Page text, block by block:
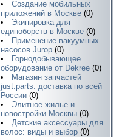
Создание мобильных
приложений в Москве (0)
Экипировка для
единоборств в Москве (0)
Применение вакуумных
насосов Jurop (0)
Горнодобывающее
оборудование от Dekree (0)
Магазин запчастей
just.parts: доставка по всей
России (0)
Элитное жилье и
новостройки Москвы (0)
Детские аксессуары для
волос: виды и выбор (0)